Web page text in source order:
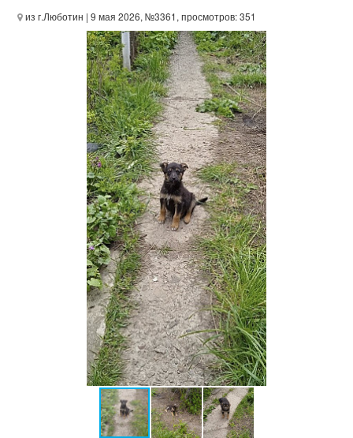
из г.Люботин | 9 мая 2026, №3361, просмотров: 351